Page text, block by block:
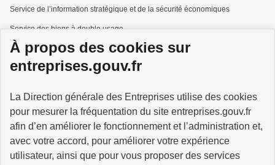
À propos des cookies sur
entreprises.gouv.fr
La Direction générale des Entreprises utilise des cookies
pour mesurer la fréquentation du site entreprises.gouv.fr
afin d’en améliorer le fonctionnement et l’administration et,
avec votre accord, pour améliorer votre expérience
utilisateur, ainsi que pour vous proposer des services
Service de l’information stratégique et de la sécurité économiques
Service des biens à double usage
Services à la personne
GOUVERNEMENT